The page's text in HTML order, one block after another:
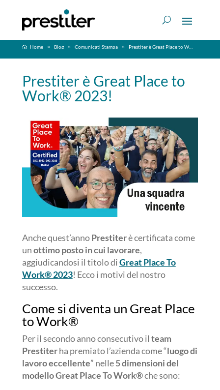
Home Blog Comunicati Stampa Prestiter è Great Place to Work® 2023!
Prestiter è Great Place to
Work® 2023!
Anche quest’annoPrestiterè certificata come
unottimo posto in cui lavorare,
aggiudicandosi il titolo diGreat Place To
Work® 2023! Ecco i motivi del nostro
successo.
Come si diventa un Great Place
to Work®
Per il secondo anno consecutivo il team
Prestiterha premiato l’azienda come “luogo di
lavoro eccellente” nelle5 dimensioni del
modello Great Place To Work®che sono: